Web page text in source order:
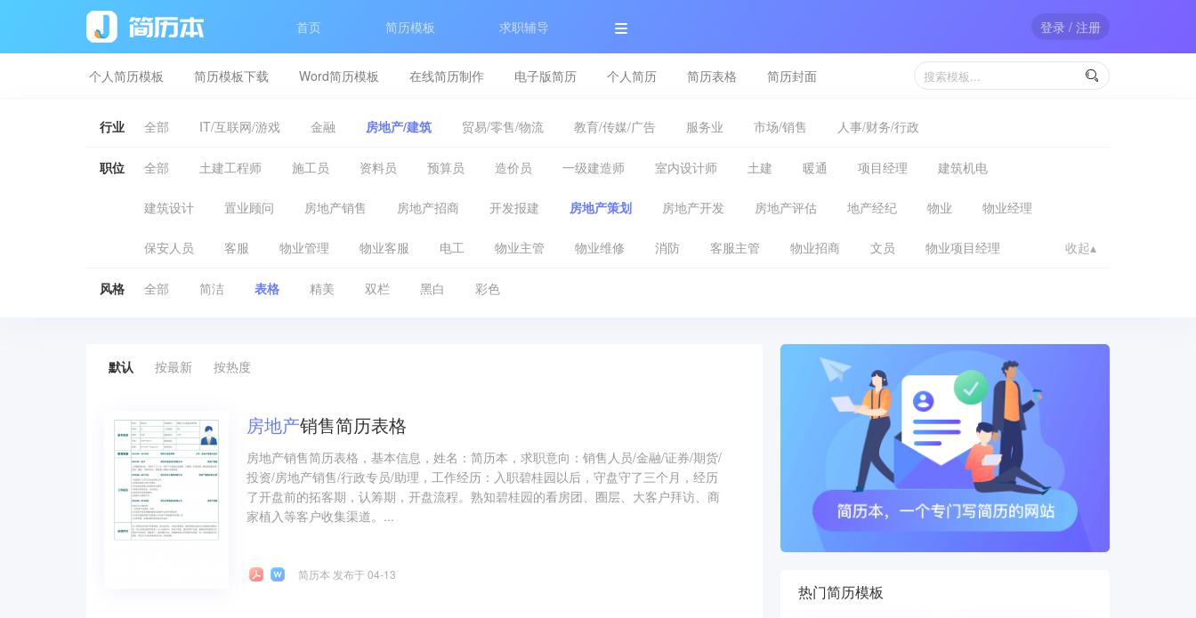
首页 简历模板 求职辅导 登录 / 注册
个人简历模板 简历模板下载 Word简历模板 在线简历制作 电子版简历 个人简历 简历表格 简历封面 
行业 全部 IT/互联网/游戏 金融 房地产/建筑 贸易/零售/物流 教育/传媒/广告 服务业 市场/销售 人事/财务/行政
职位 全部 土建工程师 施工员 资料员 预算员 造价员 一级建造师 室内设计师 土建 暖通 项目经理 建筑机电
建筑设计 置业顾问 房地产销售 房地产招商 开发报建 房地产策划 房地产开发 房地产评估 地产经纪 物业 物业经理
保安人员 客服 物业管理 物业客服 电工 物业主管 物业维修 消防 客服主管 物业招商 文员 物业项目经理 收起▴
风格 全部 简洁 表格 精美 双栏 黑白 彩色
默认 按最新 按热度
房地产销售简历表格
房地产销售简历表格，基本信息，姓名：简历本，求职意向：销售人员/金融/证券/期货/
投资/房地产销售/行政专员/助理，工作经历：入职碧桂园以后，守盘守了三个月，经历
了开盘前的拓客期，认筹期，开盘流程。熟知碧桂园的看房团、圈层、大客户拜访、商
家植入等客户收集渠道。...
简历本 发布于 04-13
热门简历模板